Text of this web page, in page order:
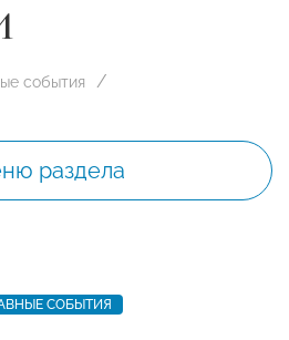
события
раздела
СОБЫТИЯ